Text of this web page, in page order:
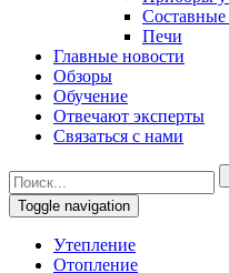
Составные
Печи
Главные новости
Обзоры
Обучение
Отвечают эксперты
Связаться с нами
Toggle navigation
Утепление
Отопление